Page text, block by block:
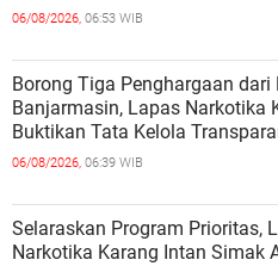
06/08/2026, 06:53 WIB
Borong Tiga Penghargaan dari
Banjarmasin, Lapas Narkotika
Buktikan Tata Kelola
06/08/2026, 06:39 WIB
Selaraskan Program Prioritas,
Narkotika Karang Intan Simak